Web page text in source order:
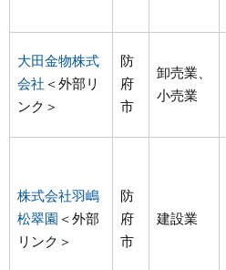
大田金物株式
会社 ＜外部リ
ンク＞
防
府
市
卸売業、
小売業
株式会社羽嶋
松翠園 ＜外部
リンク＞
防
府
市
建設業